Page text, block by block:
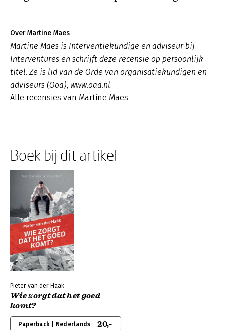
Over Martine Maes
Martine Maes is Interventiekundige en adviseur bij
Interventures en schrijft deze recensie op persoonlijk
titel. Ze is lid van de Orde van organisatiekundigen en –
adviseurs (Ooa), www.oaa.nl.
Alle recensies van Martine Maes
Boek bij dit artikel
Pieter van der Haak
Wie zorgt dat het goed
komt?
Paperback | Nederlands 20,-